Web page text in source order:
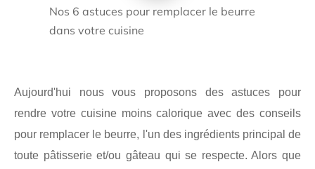
Nos 6 astuces pour remplacer le beurre
dans votre cuisine
Aujourd'hui nous vous proposons des astuces pour
rendre votre cuisine moins calorique avec des conseils
pour remplacer le beurre, l'un des ingrédients principal de
toute pâtisserie et/ou gâteau qui se respecte. Alors que